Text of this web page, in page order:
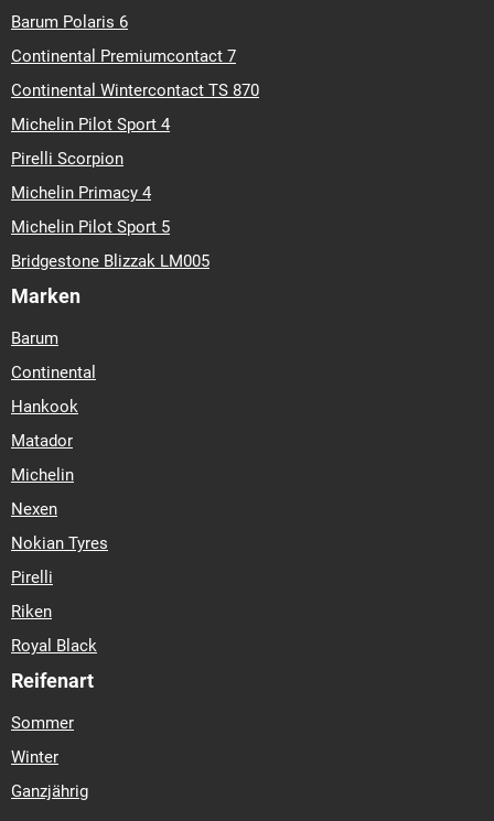
Barum Polaris 6
Continental Premiumcontact 7
Continental Wintercontact TS 870
Michelin Pilot Sport 4
Pirelli Scorpion
Michelin Primacy 4
Michelin Pilot Sport 5
Bridgestone Blizzak LM005
Marken
Barum
Continental
Hankook
Matador
Michelin
Nexen
Nokian Tyres
Pirelli
Riken
Royal Black
Reifenart
Sommer
Winter
Ganzjährig